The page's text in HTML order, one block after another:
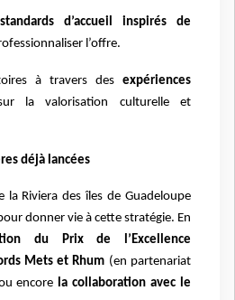
standards d’accueil inspirés de
l’offre.
à travers des expériences
la valorisation culturelle et
déjà lancées
la Riviera des îles de Guadeloupe
donner vie à cette stratégie. En
du Prix de l’Excellence
Mets et Rhum (en partenariat
encore la collaboration avec le